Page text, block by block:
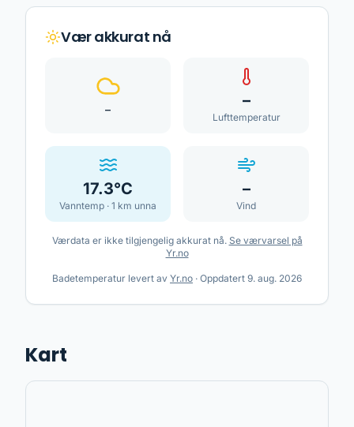
Vær akkurat nå
– –
Lufttemperatur
17.3°C
Vanntemp · 1 km unna
–
Vind
Værdata er ikke tilgjengelig akkurat nå. Se værvarsel på
Yr.no
Badetemperatur levert av Yr.no · Oppdatert 9. aug. 2026
Kart